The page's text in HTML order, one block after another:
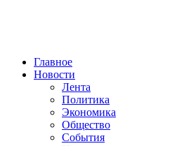
Главное
Новости
Лента
Политика
Экономика
Общество
События